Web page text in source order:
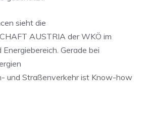
sieht die
AUSTRIA der WKÖ im
Gerade bei
und Straßenverkehr ist Know-how